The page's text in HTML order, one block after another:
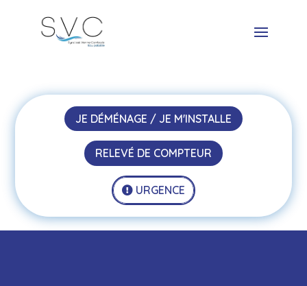
JE DÉMÉNAGE / JE M'INSTALLE
RELEVÉ DE COMPTEUR
URGENCE